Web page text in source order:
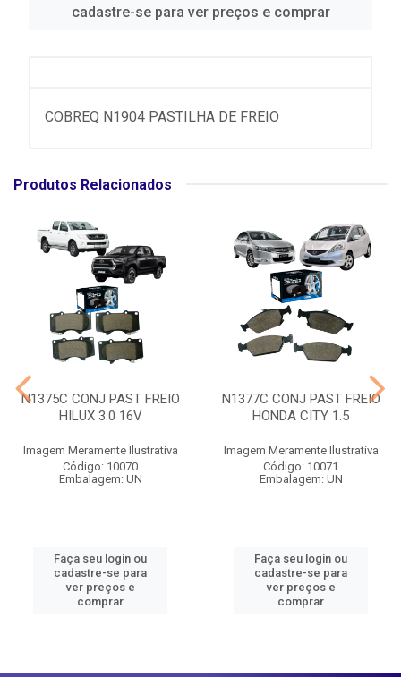
cadastre-se para ver preços e comprar
COBREQ N1904 PASTILHA DE FREIO
Produtos Relacionados
N1375C CONJ PAST FREIO
HILUX 3.0 16V
Imagem Meramente Ilustrativa
Código: 10070
Embalagem: UN
Faça seu login ou
cadastre-se para
ver preços e
comprar
N1377C CONJ PAST FREIO
HONDA CITY 1.5
Imagem Meramente Ilustrativa
Código: 10071
Embalagem: UN
Faça seu login ou
cadastre-se para
ver preços e
comprar